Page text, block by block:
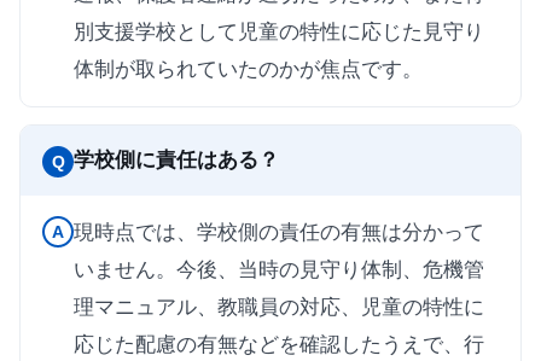
別支援学校として児童の特性に応じた見守り
体制が取られていたのかが焦点です。
Q 学校側に責任はある？
A 現時点では、学校側の責任の有無は分かって
いません。今後、当時の見守り体制、危機管
理マニュアル、教職員の対応、児童の特性に
応じた配慮の有無などを確認したうえで、行